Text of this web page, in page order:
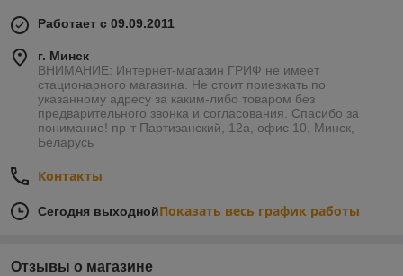
Работает с 09.09.2011
г. Минск
ВНИМАНИЕ: Интернет-магазин ГРИФ не имеет
стационарного магазина. Не стоит приезжать по
указанному адресу за каким-либо товаром без
предварительного звонка и согласования. Спасибо за
понимание! пр-т Партизанский, 12а, офис 10, Минск,
Беларусь
Контакты
Сегодня выходнойПоказать весь график работы
Отзывы о магазине